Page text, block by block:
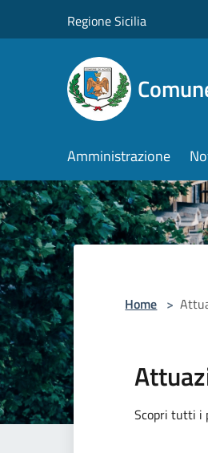
Regione Sicilia
Amministrazione
Home >
Scopri tutti i